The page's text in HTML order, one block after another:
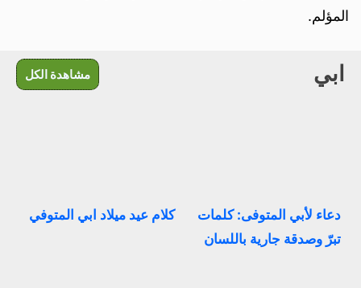
المؤلم.
ابي مشاهدة الكل
دعاء لأبي المتوفى: كلمات
تبرّ وصدقة جارية باللسان
كلام عيد ميلاد ابي المتوفي